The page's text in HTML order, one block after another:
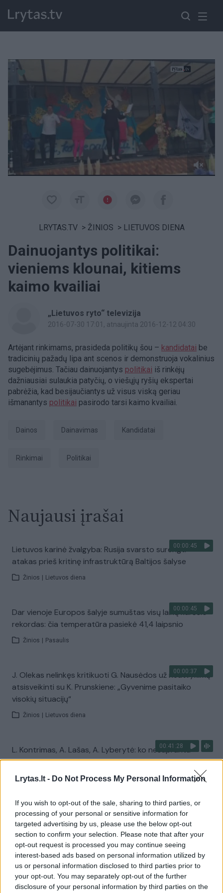
Lrytas.lt - Do Not Process My Personal Information
If you wish to opt-out of the sale, sharing to third parties, or
processing of your personal or sensitive information for
targeted advertising by us, please use the below opt-out
section to confirm your selection. Please note that after your
opt-out request is processed you may continue seeing
interest-based ads based on personal information utilized by
us or personal information disclosed to third parties prior to
your opt-out. You may separately opt-out of the further
disclosure of your personal information by third parties on the
LRYTAS.TV > ŽINIOS > LIETUVOS DIENA
Dainuojantys politikai:
vieniems klounai, kitiems
kaimo kvailiai
„Lietuvos ryto“ televizija
2016-07-30 17:01 , atnaujinta 2016-12-12 04:30
Artėjant rinkimams, prasideda politikų šou – kandidatai be
tradicinių pažadų lipa ant scenos ir demonstruoja vokalinius
sugebėjimus. Tačiau dainuojantys politikai iš rinkėjų
dažniausiai sulaukia patyčių, o viešųjų ryšių ekspertai
pabrėžia, kad besijaučiantys už visus viską geriau
išmanantys politikai pasirodo tarsi kaimo kvailiai.
Dainos dainavimas kandidatai
Rinkimai Politikai
Naujausi įrašai
00:00:45
Lietuvos karinė žvalgyba: Rusija svarsto surengti
atakas prieš kritinę infrastruktūrą Baltijos šalyse
Žinios Lietuvos diena
00:00:45
Dar vienoje Europos šalyje sumuštas visų laikų karščio
rekordas: čia temperatūra pasiekė 41,4 laipsnio
Žinios Pasaulis
00:00:37
J. Olekas nelinkęs kritikuoti G. Nausėdos už neatvykimą
atsisveikinti su K. Prunskiene: „Gyvenime pasitaiko
visokių situacijų“
Žinios Lietuvos diena
00:41:28
L. Kontrimas, A. Lašas, A. Lyberytė: ko nesupranta
Mindaugas Sinkevičius?
Laidos | Lietuva tiesiogiai
Visi įrašai
Žiūrimiausi įrašai
00:00:49